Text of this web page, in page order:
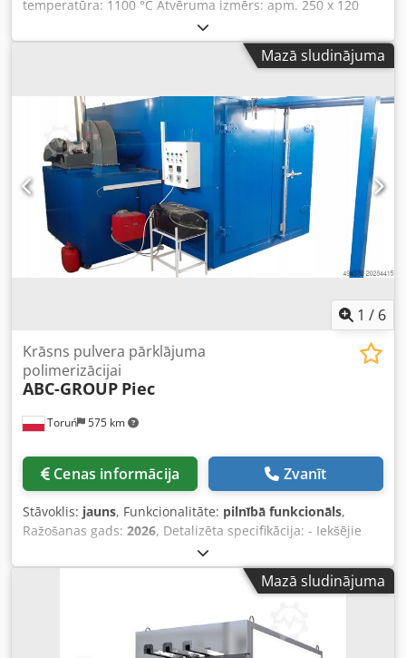
temperatūra: 1100 °C Atvēruma izmērs: apm. 250 x 120
mm Kameras dziļums: apm. 290 / 310 mm Sildīšanas
jauda: 2,7 kW Vadība: "Thermocomputer TC 5040" Cedpfx
Mazā sludinājuma
1 / 6
Toruń 575 km
Krāsns pulvera pārklājuma
polimerizācijai
ABC-GROUP Piec
Cenas informācija Zvanīt
Stāvoklis: jauns, Funkcionalitāte: pilnībā funkcionāls,
Ražošanas gads: 2026, Detalizēta specifikācija: - Iekšējie
izmēri: 5500 × 1500 × 2300 mm (garums × platums ×
augstums) - Ārējie izmēri: 5700 × 1900 × 2700 mm (garums
× platums × augstums) - Ieejas durvis: divviru, 1700 × 2300
platums 950 mm, rievojuma un gropes konstrukcija; 0,5
mm tērauda loksne ar minerālvates pildījumu - Kaste
Mazā sludinājuma